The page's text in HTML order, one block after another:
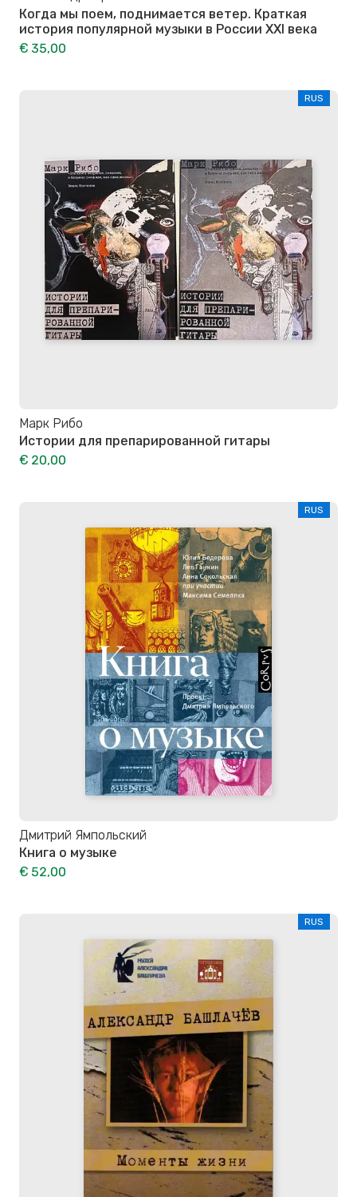
Когда мы поем, поднимается ветер. Краткая
история популярной музыки в России XXI века
€ 35,00
RUS
Марк Рибо
Истории для препарированной гитары
€ 20,00
RUS
Дмитрий Ямпольский
Книга о музыке
€ 52,00
RUS